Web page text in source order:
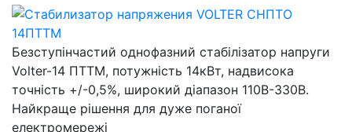
Безступінчастий однофазний стабілізатор напруги
Volter-14 ПТТМ, потужність 14кВт, надвисока
точність +/-0,5%, широкий діапазон 110В-330В.
Найкраще рішення для дуже поганої
електромережі